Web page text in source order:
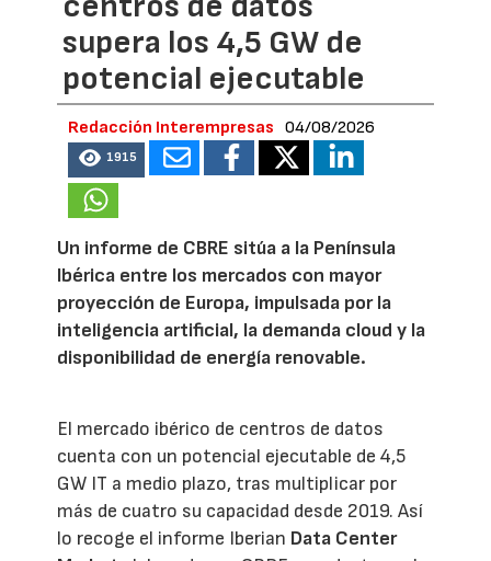
supera los 4,5 GW de
potencial ejecutable
Redacción Interempresas 04/08/2026
1915
Un informe de CBRE sitúa a la Península
Ibérica entre los mercados con mayor
proyección de Europa, impulsada por la
inteligencia artificial, la demanda cloud y la
disponibilidad de energía renovable.
El mercado ibérico de centros de datos
cuenta con un potencial ejecutable de 4,5
GW IT a medio plazo, tras multiplicar por
más de cuatro su capacidad desde 2019. Así
lo recoge el informe Iberian Data Center